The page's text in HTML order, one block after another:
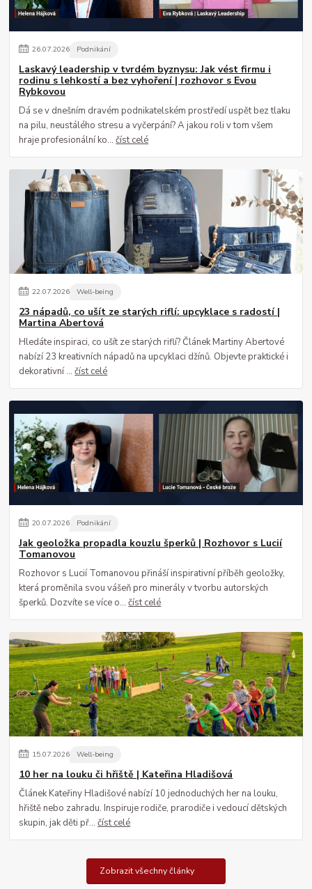
26.07.2026 Podnikání
Laskavý leadership v tvrdém byznysu: Jak vést firmu i
rodinu s lehkostí a bez vyhoření | rozhovor s Evou
Rybkovou
Dá se v dnešním dravém podnikatelském prostředí uspět bez tlaku
na pilu, neustálého stresu a vyčerpání? A jakou roli v tom všem
hraje profesionální ko...číst celé
22.07.2026 Well-being
23 nápadů, co ušít ze starých riflí: upcyklace s radostí |
Martina Abertová
Hledáte inspiraci, co ušít ze starých riflí? Článek Martiny Abertové
nabízí 23 kreativních nápadů na upcyklaci džínů. Objevte praktické i
dekorativní ...číst celé
20.07.2026 Podnikání
Jak geoložka propadla kouzlu šperků | Rozhovor s Lucií
Tomanovou
Rozhovor s Lucií Tomanovou přináší inspirativní příběh geoložky,
která proměnila svou vášeň pro minerály v tvorbu autorských
šperků. Dozvíte se více o...číst celé
15.07.2026 Well-being
10 her na louku či hřiště | Kateřina Hladišová
Článek Kateřiny Hladišové nabízí 10 jednoduchých her na louku,
hřiště nebo zahradu. Inspiruje rodiče, prarodiče i vedoucí dětských
skupin, jak děti př...číst celé
Zobrazit všechny články